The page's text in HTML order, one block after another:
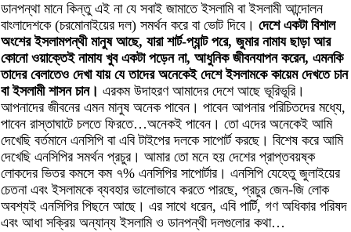
ডানপন্থা মানে কিন্তু এই না যে সবাই জামাতে ইসলামি বা ইসলামী আন্দোলন
বাংলাদেশকে (চরমোনাইয়ের দল) সমর্থন করে বা ভোট দিবে। দেশে একটা বিশাল
অংশের ইসলামপন্থী মানুষ আছে, যারা শার্ট-প্যান্ট পরে, জুমার নামায ছাড়া আর
কোনো ওয়াক্তেই নামায খুব একটা পড়েন না, আধুনিক জীবনযাপন করেন, এমনকি
তাদের বেলাতেও দেখা যায় যে তাদের অনেকেই দেশে ইসলামকে কায়েম দেখতে চান
বা ইসলামী শাসন চান। এরকম উদাহরণ আমাদের দেশে আছে ভূরিভূরি।
আপনাদের জীবনের এমন মানুষ অনেক পাবেন। পাবেন আপনার পরিচিতদের মধ্যে,
পাবেন রাস্তাঘাটে চলতে ফিরতে…অনেকই পাবেন। তো এদের অনেকেই আমি
দেখেছি বর্তমানে এনসিপি বা এবি টাইপের দলকে সাপোর্ট করছে। বিশেষ করে আমি
দেখেছি এনসিপির সমর্থন প্রচুর। আমার তো মনে হয় দেশের প্রাপ্তবয়ষ্ক
লোকদের ভিতর কমসে কম ৭% এনসিপির সাপোর্টার। এনসিপি যেহেতু জুলাইয়ের
চেতনা এবং ইসলামকে ব্যবহার ভালোভাবে করতে পারছে, প্রচুর জেন-জি লোক
অবশ্যই এনসিপির পিছনে আছে। এর সাথে ধরেন, এবি পার্টি, গণ অধিকার পরিষদ
এবং আধা সক্রিয় অন্যান্য ইসলামি ও ডানপন্থী দলগুলোর কথা…